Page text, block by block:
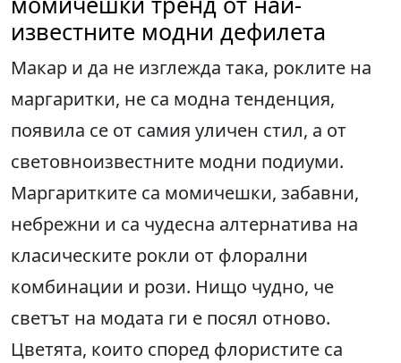
известните модни дефилета
Макар и да не изглежда така, роклите на
маргаритки, не са модна тенденция,
появила се от самия уличен стил, а от
световноизвестните модни подиуми.
Маргаритките са момичешки, забавни,
небрежни и са чудесна алтернатива на
класическите рокли от флорални
комбинации и рози. Нищо чудно, че
светът на модата ги е посял отново.
Цветята, които според флористите са